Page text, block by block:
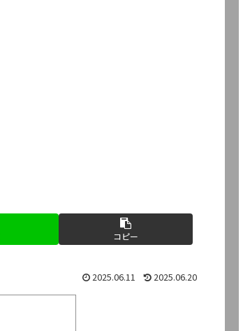
コピー
2025.06.11 2025.06.20